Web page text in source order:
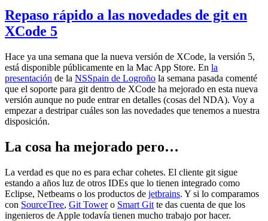
Repaso rápido a las novedades de git en
XCode 5
Hace ya una semana que la nueva versión de XCode, la versión 5,
está disponible públicamente en la Mac App Store. En la
presentación de la NSSpain de Logroño la semana pasada comenté
que el soporte para git dentro de XCode ha mejorado en esta nueva
versión aunque no pude entrar en detalles (cosas del NDA). Voy a
empezar a destripar cuáles son las novedades que tenemos a nuestra
disposición.
La cosa ha mejorado pero…
La verdad es que no es para echar cohetes. El cliente git sigue
estando a años luz de otros IDEs que lo tienen integrado como
Eclipse, Netbeams o los productos de jetbrains. Y si lo comparamos
con SourceTree, Git Towero Smart Git te das cuenta de que los
ingenieros de Apple todavía tienen mucho trabajo por hacer.